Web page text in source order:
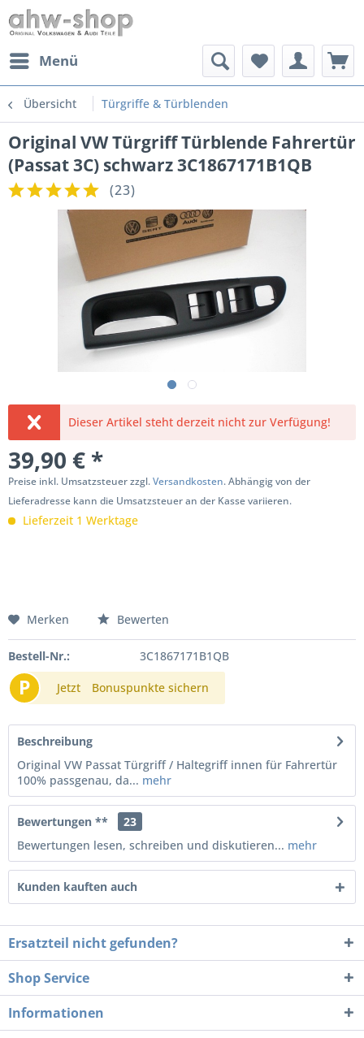
Menü
Übersicht Türgriffe & Türblenden
Original VW Türgriff Türblende Fahrertür
(Passat 3C) schwarz 3C1867171B1QB
(23)
Dieser Artikel steht derzeit nicht zur Verfügung!
39,90 € *
Preise inkl. Umsatzsteuer zzgl.Versandkosten. Abhängig von der
Lieferadresse kann die Umsatzsteuer an der Kasse variieren.
Lieferzeit 1 Werktage
Merken Bewerten
Bestell-Nr.: 3C1867171B1QB
P Jetzt Bonuspunkte sichern
Beschreibung
Original VW Passat Türgriff / Haltegriff innen für Fahrertür
100% passgenau, da... mehr
Bewertungen **
23
Bewertungen lesen, schreiben und diskutieren... mehr
Kunden kauften auch
Ersatzteil nicht gefunden?
Shop Service
Informationen